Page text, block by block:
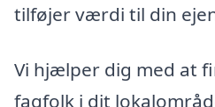
tilføjer værdi til din
Vi hjælper dig med at
fagfolk i dit